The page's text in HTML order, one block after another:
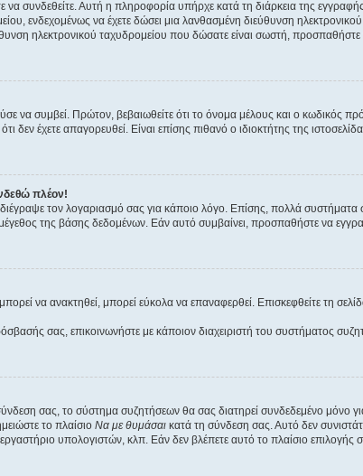
να συνδεθείτε. Αυτή η πληροφορία υπήρχε κατά τη διάρκεια της
ενδεχομένως να έχετε δώσει μια λανθασμένη διεύθυνση
ηλεκτρονικού ταχυδρομείου που δώσατε είναι σωστή, προσπαθήστε
να συμβεί. Πρώτον, βεβαιωθείτε ότι το όνομα μέλους και ο κωδικός
δεν έχετε απαγορευθεί. Είναι επίσης πιθανό ο ιδιοκτήτης της
πλέον!
διέγραψε τον λογαριασμό σας για κάποιο λόγο. Επίσης, πολλά
της βάσης δεδομένων. Εάν αυτό συμβαίνει, προσπαθήστε να
να ανακτηθεί, μπορεί εύκολα να επαναφερθεί. Επισκεφθείτε τη
σας, επικοινωνήστε με κάποιον διαχειριστή του συστήματος
σας, το σύστημα συζητήσεων θα σας διατηρεί συνδεδεμένο μόνο
το πλαίσιο Να με θυμάσαι κατά τη σύνδεση σας. Αυτό δεν
υπολογιστών, κλπ. Εάν δεν βλέπετε αυτό το πλαίσιο επιλογής